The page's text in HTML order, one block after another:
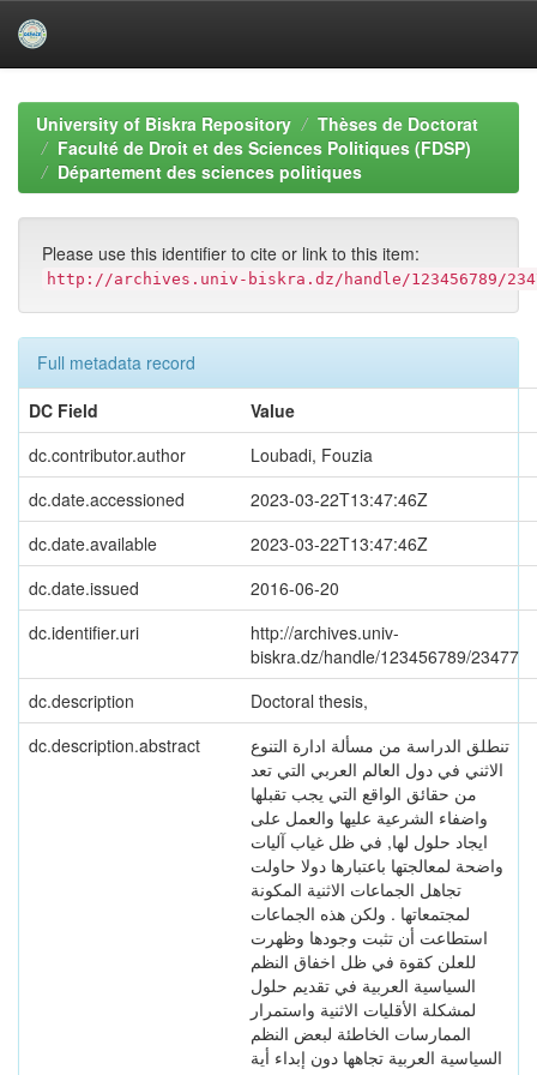
navigationUniversity of Biskra Repository
Thèses de Doctorat
Faculté de Droit et des Sciences Politiques (FDSP)
Département des sciences politiques
Please use this identifier to cite or link to this item:
http://archives.univ-biskra.dz/handle/123456789/
Full metadata record
DC Field
Value
dc.contributor.author
Loubadi, Fouzia
dc.date.accessioned
2023-03-22T13:47:46Z
dc.date.available
2023-03-22T13:47:46Z
dc.date.issued
2016-06-20
dc.identifier.uri
http://archives.univ-
biskra.dz/handle/123456789/23477
dc.description
Doctoral thesis,
dc.description.abstract
تنطلق الدراسة من مسألة ادارة التنوع
الاثني في دول العالم العربي التي تعد
من حقائق الواقع التي يجب تقبلها
واضفاء الشرعية عليها والعمل على
ايجاد حلول لها, في ظل غياب آليات
واضحة لمعالجتها باعتبارها دولا حاولت
تجاهل الجماعات الاثنية المكونة
لمجتمعاتها . ولكن هذه الجماعات
استطاعت أن تثبت وجودها وظهرت
للعلن كقوة في ظل اخفاق النظم
السياسية العربية في تقديم حلول
لمشكلة الأقليات الاثنية واستمرار
الممارسات الخاطئة لبعض النظم
السياسية العربية تجاهها دون إبداء أية